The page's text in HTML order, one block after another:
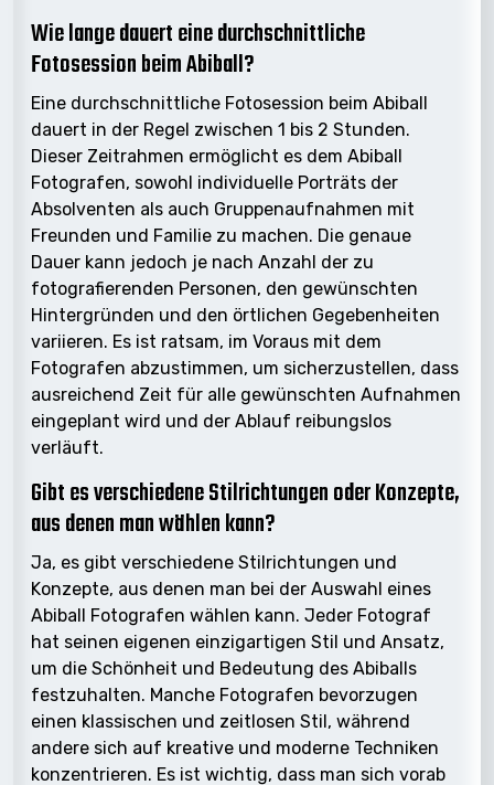
Wie lange dauert eine durchschnittliche
Fotosession beim Abiball?
Eine durchschnittliche Fotosession beim Abiball
dauert in der Regel zwischen 1 bis 2 Stunden.
Dieser Zeitrahmen ermöglicht es dem Abiball
Fotografen, sowohl individuelle Porträts der
Absolventen als auch Gruppenaufnahmen mit
Freunden und Familie zu machen. Die genaue
Dauer kann jedoch je nach Anzahl der zu
fotografierenden Personen, den gewünschten
Hintergründen und den örtlichen Gegebenheiten
variieren. Es ist ratsam, im Voraus mit dem
Fotografen abzustimmen, um sicherzustellen, dass
ausreichend Zeit für alle gewünschten Aufnahmen
eingeplant wird und der Ablauf reibungslos
verläuft.
Gibt es verschiedene Stilrichtungen oder Konzepte,
aus denen man wählen kann?
Ja, es gibt verschiedene Stilrichtungen und
Konzepte, aus denen man bei der Auswahl eines
Abiball Fotografen wählen kann. Jeder Fotograf
hat seinen eigenen einzigartigen Stil und Ansatz,
um die Schönheit und Bedeutung des Abiballs
festzuhalten. Manche Fotografen bevorzugen
einen klassischen und zeitlosen Stil, während
andere sich auf kreative und moderne Techniken
konzentrieren. Es ist wichtig, dass man sich vorab